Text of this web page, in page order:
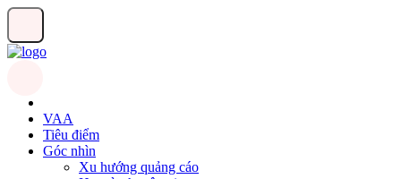
VAA
Tiêu điểm
Góc nhìn
Xu hướng quảng cáo